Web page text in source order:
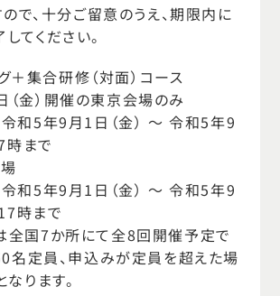
で、十分ご留意のうえ、期限内に
てください。
＋集合研修（対面）コース
（金）開催の東京会場のみ
和5年9月1日（金） ～ 令和5年9
時まで
和5年9月1日（金） ～ 令和5年9
時まで
国7か所にて全8回開催予定で
名定員、申込みが定員を超えた場
なります。